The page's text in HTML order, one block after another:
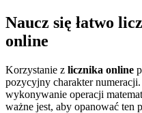
Naucz się łatwo
online
Korzystanie z licznika online
pozycyjny charakter
wykonywanie operacji
ważne jest, aby opanować ten